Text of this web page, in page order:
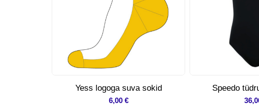
Yess logoga suva sokid
6,00 €
Speedo